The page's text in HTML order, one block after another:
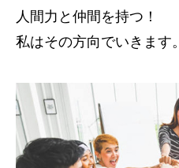
人間力と仲間を持つ！
私はその方向でいきます。